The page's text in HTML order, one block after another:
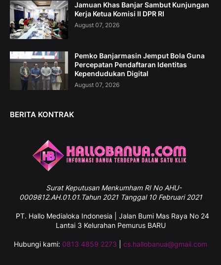
Jamuan Khas Banjar Sambut Kunjungan
Kerja Ketua Komisi II DPR RI
August 07, 2026
Pemko Banjarmasin Jemput Bola Guna
Percepatan Pendaftaran Identitas
Kependudukan Digital
August 07, 2026
BERITA KONTRAK
SuratKeputusan Menkumham RI No AHU-
0009812.AH.01.01.Tahun 2021 Tanggal 10 Februari 2021
PT. Hallo Medialoka Indonesia | Jalan Bumi Mas Raya No 24
Lantai 3 Kelurahan Pemurus BARU
Hubungi kami: 0813 4859 2273 cs.hallobanua@gmail.com